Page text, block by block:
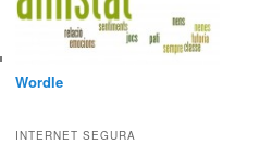
Wordle
INTERNET SEGURA